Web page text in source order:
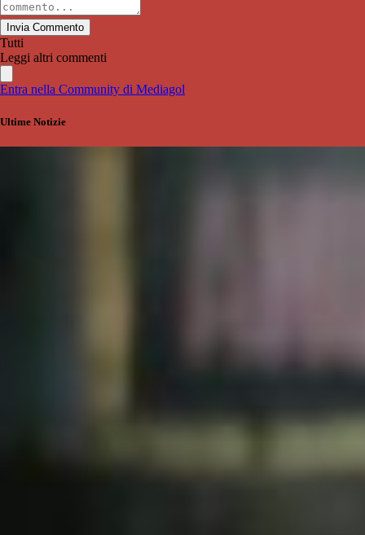
Invia Commento
Tutti
Leggi altri commenti
Entra nella Community di Mediagol
Ultime Notizie